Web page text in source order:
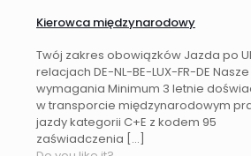
Kierowca międzynarodowy
Twój zakres obowiązków Jazda po
relacjach DE-NL-BE-LUX-FR-DE Nasze
wymagania Minimum 3 letnie
w transporcie międzynarodowym
jazdy kategorii C+E z kodem 95
zaświadczenia […]